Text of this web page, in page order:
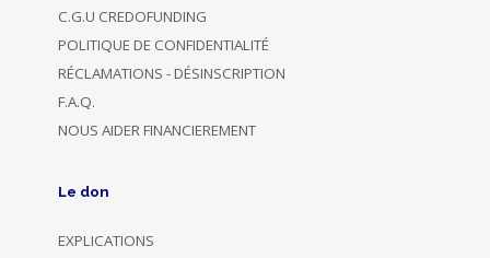
C.G.U CREDOFUNDING
POLITIQUE DE CONFIDENTIALITÉ
RÉCLAMATIONS - DÉSINSCRIPTION
F.A.Q.
NOUS AIDER FINANCIEREMENT
Le don
EXPLICATIONS